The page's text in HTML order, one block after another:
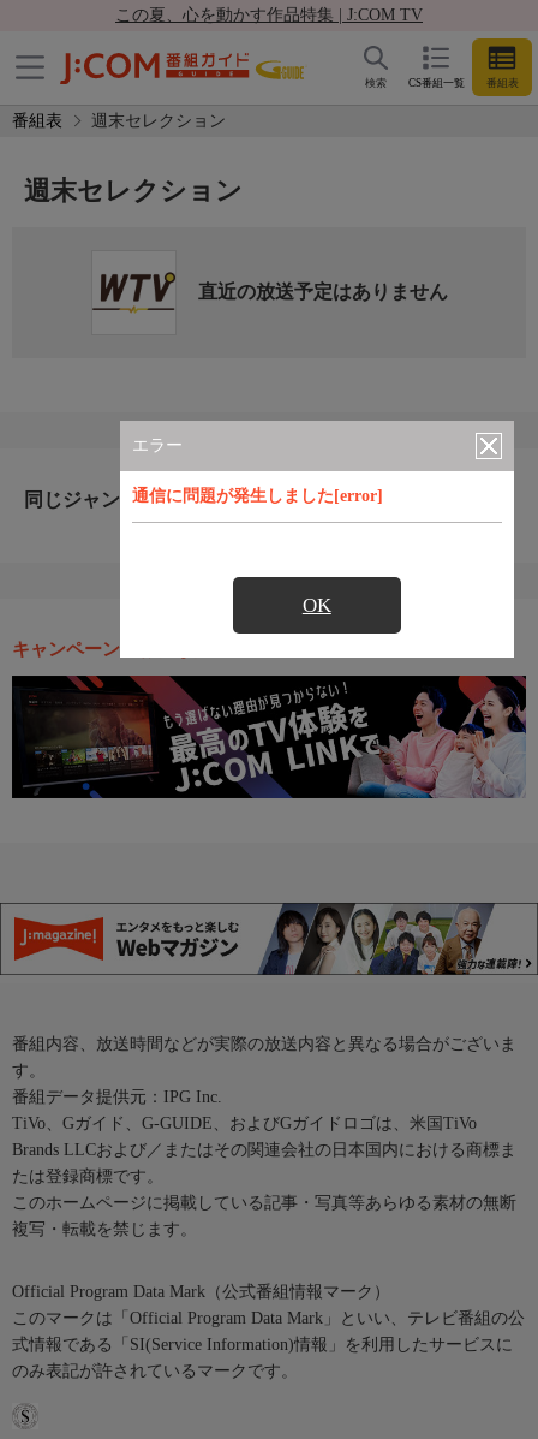
この夏、心を動かす作品特集 | J:COM TV
CS番組一覧 番組表
検索
番組表 週末セレクション
エラー
通信に問題が発生しました[error]
OK
週末セレクション
直近の放送予定はありません
同じジャンルのおすすめ番組
キャンペーン・お得な情報
番組内容、放送時間などが実際の放送内容と異なる場合がございま
す。
番組データ提供元：IPG Inc.
TiVo、Gガイド、G-GUIDE、およびGガイドロゴは、米国TiVo
Brands LLCおよび／またはその関連会社の日本国内における商標ま
たは登録商標です。
このホームページに掲載している記事・写真等あらゆる素材の無断
複写・転載を禁じます。
Official Program Data Mark（公式番組情報マーク）
このマークは「Official Program Data Mark」といい、テレビ番組の公
式情報である「SI(Service Information)情報」を利用したサービスに
のみ表記が許されているマークです。